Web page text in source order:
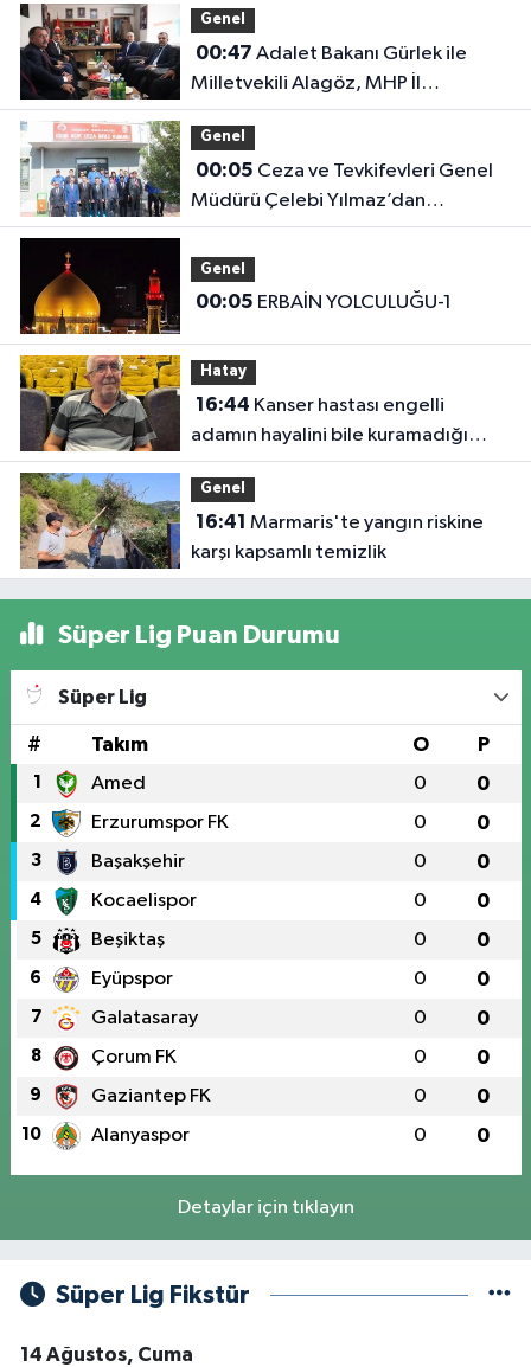
Genel
00:47
Milletvekili Alagöz, MHP İl
Başkanlığını Ziyaret Etti
Genel
00:05
Müdürü Çelebi Yılmaz’dan
Iğdır’daki Kurumlara Ziyaret ve
Üretim İncelemesi
Genel
00:05 ERBAİN YOLCULUĞU-1
Hatay
16:44
adamın hayalini bile kuramadığı
evine kavuşunca döktüğü gözyaşı
duygulandırdı
Genel
16:41
karşı kapsamlı temizlik
Süper Lig Puan Durumu
Süper Lig
# Takım O P
1 Amed 0 0
2 Erzurumspor FK 0 0
3 Başakşehir 0 0
4 Kocaelispor 0 0
5 Beşiktaş 0 0
6 Eyüpspor 0 0
7 Galatasaray 0 0
8 Çorum FK 0 0
9 Gaziantep FK 0 0
10 Alanyaspor 0 0
Detaylar için tıklayın
Süper Lig Fikstür
14 Ağustos, Cuma